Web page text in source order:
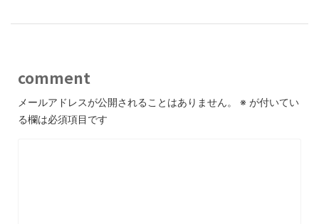
comment
メールアドレスが公開されることはありません。 ※ が付いてい
る欄は必須項目です